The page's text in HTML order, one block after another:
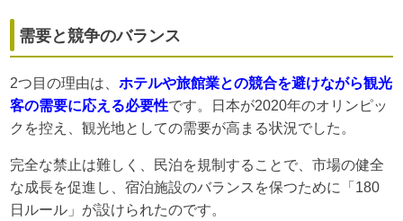
需要と競争のバランス
2つ目の理由は、ホテルや旅館業との競合を避けながら観光
客の需要に応える必要性です。日本が2020年のオリンピッ
クを控え、観光地としての需要が高まる状況でした。
完全な禁止は難しく、民泊を規制することで、市場の健全
な成長を促進し、宿泊施設のバランスを保つために「180
日ルール」が設けられたのです。